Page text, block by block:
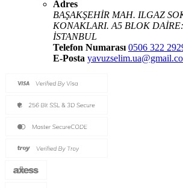
Adres
BAŞAKŞEHİR MAH. ILGAZ
KONAKLARI. A5 BLOK
İSTANBUL
Telefon Numarası 0506 322
E-Posta